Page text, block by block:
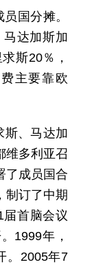
国分摊。
达加斯加
斯20％，
主要靠欧
斯、马达加
维多利亚召
了成员国合
制订了中期
首脑会议
1999年，
。2005年7